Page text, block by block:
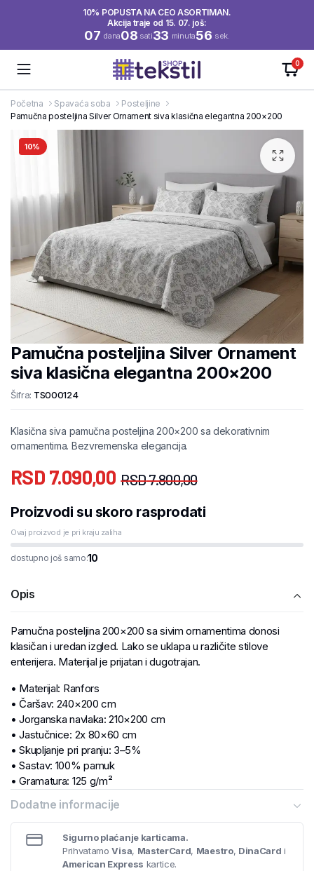
10% POPUSTA NA CEO ASORTIMAN.
Akcija traje od 15. 07. još:
07 dana08 sati33 minuta56 sek.
0
Početna Spavaća soba
Posteljine
Pamučna posteljina Silver Ornament siva klasična elegantna 200×200
10%
Pamučna posteljina Silver Ornament
siva klasična elegantna 200×200
Šifra: TS000124
Klasična siva pamučna posteljina 200×200 sa dekorativnim
ornamentima. Bezvremenska elegancija.
RSD7.800,00
RSD 7.090,00
Proizvodi su skoro rasprodati
Ovaj proizvod je pri kraju zaliha
dostupno još samo:10
Opis
Pamučna posteljina 200×200 sa sivim ornamentima donosi
klasičan i uredan izgled. Lako se uklapa u različite stilove
enterijera. Materijal je prijatan i dugotrajan.
• Materijal: Ranfors
• Čaršav: 240×200 cm
• Jorganska navlaka: 210×200 cm
• Jastučnice: 2x 80×60 cm
• Skupljanje pri pranju: 3–5%
• Sastav: 100% pamuk
• Gramatura: 125 g/m²
Dodatne informacije
Sigurno plaćanje karticama.
PrihvatamoVisa, MasterCard, Maestro, DinaCard i
American Express kartice.